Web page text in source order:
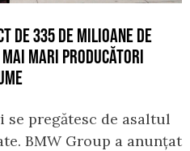
DE 335 DE MILIOANE DE
MARI PRODUCĂTORI
pregătesc de asaltul
BMW Group a anunțat